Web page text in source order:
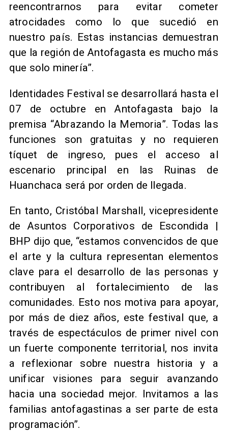
reencontrarnos para evitar cometer
atrocidades como lo que sucedió en
nuestro país. Estas instancias demuestran
que la región de Antofagasta es mucho más
que solo minería”.
Identidades Festival se desarrollará hasta el
07 de octubre en Antofagasta bajo la
premisa “Abrazando la Memoria”. Todas las
funciones son gratuitas y no requieren
tíquet de ingreso, pues el acceso al
escenario principal en las Ruinas de
Huanchaca será por orden de llegada.
En tanto, Cristóbal Marshall, vicepresidente
de Asuntos Corporativos de Escondida |
BHP dijo que, “estamos convencidos de que
el arte y la cultura representan elementos
clave para el desarrollo de las personas y
contribuyen al fortalecimiento de las
comunidades. Esto nos motiva para apoyar,
por más de diez años, este festival que, a
través de espectáculos de primer nivel con
un fuerte componente territorial, nos invita
a reflexionar sobre nuestra historia y a
unificar visiones para seguir avanzando
hacia una sociedad mejor. Invitamos a las
familias antofagastinas a ser parte de esta
programación”.